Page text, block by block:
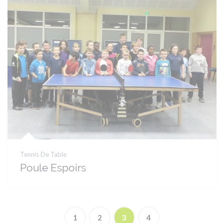
Tennis De Table
Poule Espoirs
1 2 3 4